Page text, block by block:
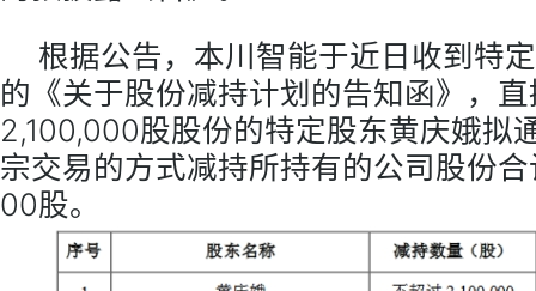
根据公告，本川智能于近日收到特
的《关于股份减持计划的告知函》，
2,100,000股股份的特定股东黄庆娥拟
宗交易的方式减持所持有的公司股份
00股。